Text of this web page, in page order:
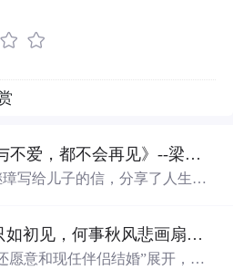
不爱，都不会再见》--梁继璋
写给儿子的信，分享了人生的
纳兰性德 | 人生若只如初见，何事秋风悲画扇。等闲变却故人心，却道故人心易变
愿意和现任伴侣结婚”展开，采